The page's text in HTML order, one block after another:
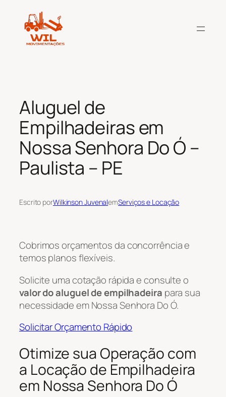
conteúdo
Aluguel de
Empilhadeiras em
Nossa Senhora Do Ó –
Paulista – PE
Escrito porWilkinson JuvenalemServiços e Locação
Cobrimos orçamentos da concorrência e
temos planos flexíveis.
Solicite uma cotação rápida e consulte o
valor do aluguel de empilhadeira para sua
necessidade em Nossa Senhora Do Ó.
Solicitar Orçamento Rápido
Otimize sua Operação com
a Locação de Empilhadeira
em Nossa Senhora Do Ó